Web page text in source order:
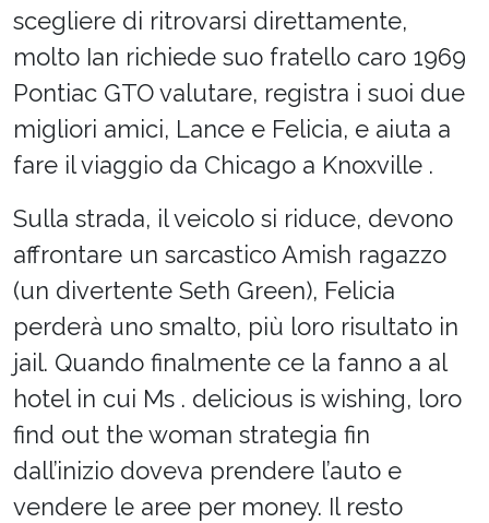
scegliere di ritrovarsi direttamente,
molto Ian richiede suo fratello caro 1969
Pontiac GTO valutare, registra i suoi due
migliori amici, Lance e Felicia, e aiuta a
fare il viaggio da Chicago a Knoxville .
Sulla strada, il veicolo si riduce, devono
affrontare un sarcastico Amish ragazzo
(un divertente Seth Green), Felicia
perderà uno smalto, più loro risultato in
jail. Quando finalmente ce la fanno a al
hotel in cui Ms . delicious is wishing, loro
find out the woman strategia fin
dall’inizio doveva prendere l’auto e
vendere le aree per money. Il resto